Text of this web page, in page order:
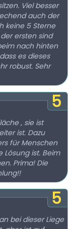
Viel besser
auch der
keine 5 Sterne
ersten sind
nach hinten
es dieses
robust. Sehr
5
, sie ist
ist. Dazu
für Menschen
Lösung ist. Beim
Prima! Die
5
bei dieser Liege